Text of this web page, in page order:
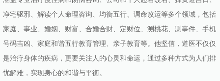
净宅驱邪、解读个人命理咨询、均衡五行、调命改运等多个领域，包括
家庭、事业、婚姻、财富、合婚合财、定财位、测桃花、测事件、手机
号码吉凶、家庭和谐五行教育管理、亲子教育等。他坚信，道医不仅仅
是治疗身体的疾病，更要关注人的心灵和命运，通过多种方式为人们排
忧解难，实现身心的和谐与平衡。